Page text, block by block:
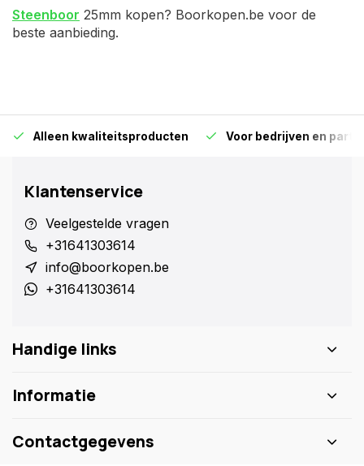
Steenboor 25mm kopen? Boorkopen.be voor de
beste aanbieding.
Alleen kwaliteitsproducten Voor bedrijven en
Klantenservice
Veelgestelde vragen
+31641303614
info@boorkopen.be
+31641303614
Handige links
Informatie
Contactgegevens